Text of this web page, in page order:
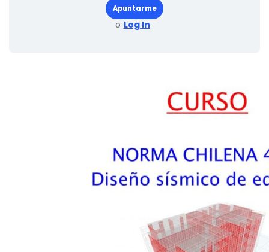
Apuntarme
o Log In